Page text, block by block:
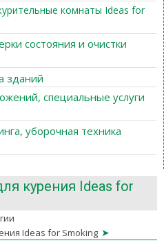
комнаты Ideas for
состояния и очистки
зданий
специальные услуги
уборочная техника
курения Ideas for
Ideas for Smoking ➤